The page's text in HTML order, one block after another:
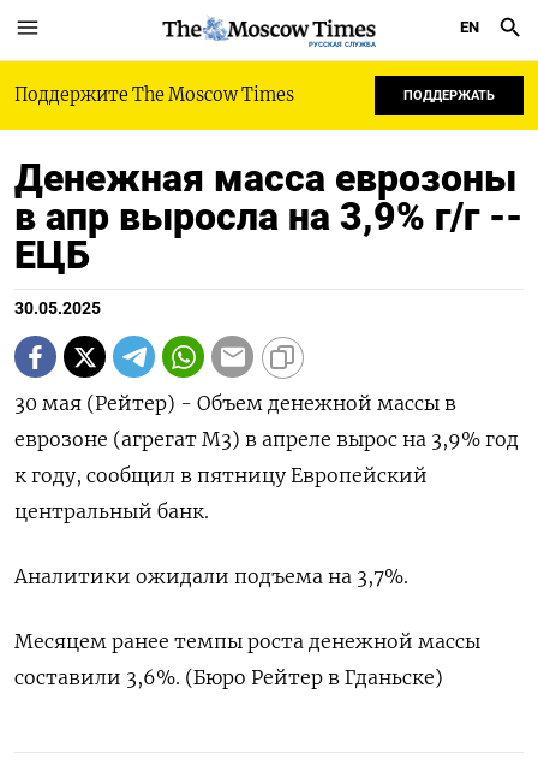
РУССКАЯ СЛУЖБА
EN
Поддержите The Moscow Times ПОДДЕРЖАТЬ
Денежная масса еврозоны
в апр выросла на 3,9% г/г --
ЕЦБ
30.05.2025
30 мая (Рейтер) - Объем денежной массы в
еврозоне (агрегат М3) в апреле вырос на 3,9% год
к году, сообщил в пятницу Европейский
центральный банк.
Аналитики ожидали подъема на 3,7%.
Месяцем ранее темпы роста денежной массы
составили 3,6%. (Бюро Рейтер в Гданьске)